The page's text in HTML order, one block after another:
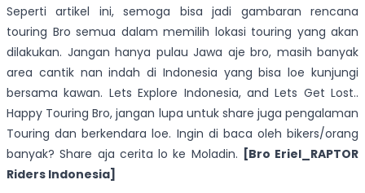
Seperti artikel ini, semoga bisa jadi gambaran rencana
touring Bro semua dalam memilih lokasi touring yang akan
dilakukan. Jangan hanya pulau Jawa aje bro, masih banyak
area cantik nan indah di Indonesia yang bisa loe kunjungi
bersama kawan. Lets Explore Indonesia, and Lets Get Lost..
Happy Touring Bro, jangan lupa untuk share juga pengalaman
Touring dan berkendara loe. Ingin di baca oleh bikers/orang
banyak? Share aja cerita lo ke Moladin. [Bro Eriel_RAPTOR
Riders Indonesia]